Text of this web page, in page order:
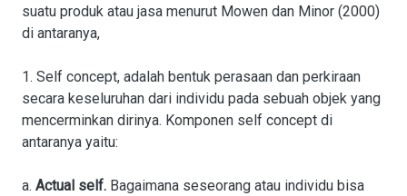
suatu produk atau jasa menurut Mowen dan Minor (2000)
di antaranya,
1. Self concept, adalah bentuk perasaan dan perkiraan
secara keseluruhan dari individu pada sebuah objek yang
mencerminkan dirinya. Komponen self concept di
antaranya yaitu:
a. Actual self. Bagaimana seseorang atau individu bisa